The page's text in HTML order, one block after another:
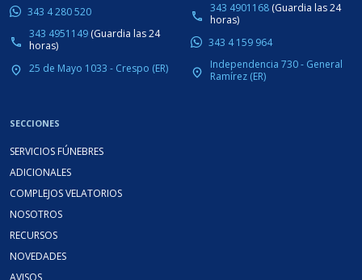
343 4 280 520
phone
343 4951149 (Guardia las 24
horas)
place 25 de Mayo 1033 - Crespo (ER)
phone
343 4901168 (Guardia las 24
horas)
343 4 159 964
place
Independencia 730 - General
Ramírez (ER)
SECCIONES
SERVICIOS FÚNEBRES
ADICIONALES
COMPLEJOS VELATORIOS
NOSOTROS
RECURSOS
NOVEDADES